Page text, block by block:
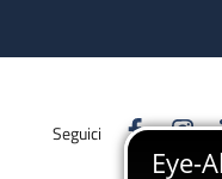
Seguici